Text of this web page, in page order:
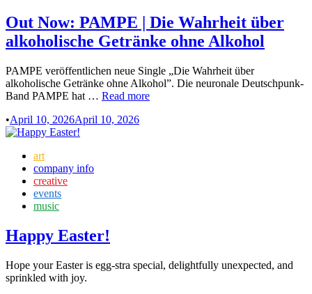
Out Now: PAMPE | Die Wahrheit über
alkoholische Getränke ohne Alkohol
PAMPE veröffentlichen neue Single „Die Wahrheit über
alkoholische Getränke ohne Alkohol”. Die neuronale Deutschpunk-
Band PAMPE hat … Out
PAMPE
Read more
•April 10, 2026April 10, 2026
Postedart
company info
creative
events
music
Happy Easter!
Hope your Easter is egg-stra special, delightfully unexpected, and
sprinkled with joy.